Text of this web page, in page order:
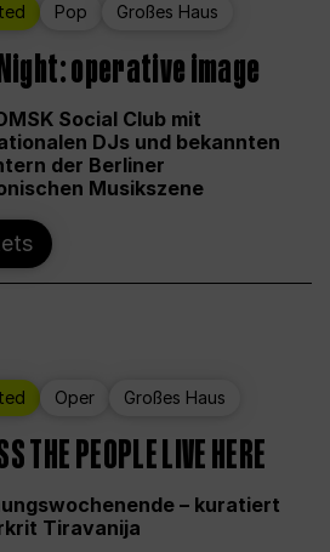
Pop Großes Haus
operative image
Social Club mit
DJs und bekannten
der Berliner
Musikszene
Oper Großes Haus
THE PEOPLE LIVE HERE
– kuratiert
Tiravanija